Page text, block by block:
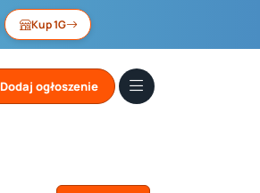
Kup 1G
Dodaj ogłoszenie